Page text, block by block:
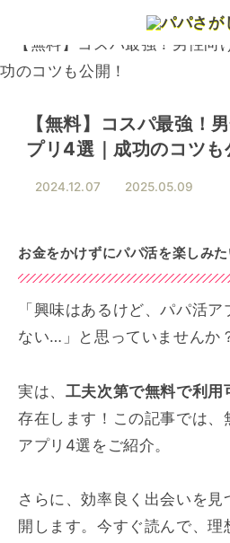
パパ活・マッチング 【無料
【無料】コスパ最強！
プリ4選｜成功のコツも
2024.12.07 2025.05.09
お金をかけずにパパ活を楽しみた
「興味はあるけど、パパ活
ない…」と思っていませんか
実は、 工夫次第で無料で利用
存在します！この記事では、
アプリ4選をご紹介。
さらに、効率良く出会いを
開します。今すぐ読んで、